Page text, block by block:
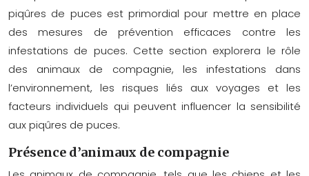
piqûres de puces est primordial pour mettre en place
des mesures de prévention efficaces contre les
infestations de puces. Cette section explorera le rôle
des animaux de compagnie, les infestations dans
l’environnement, les risques liés aux voyages et les
facteurs individuels qui peuvent influencer la sensibilité
aux piqûres de puces.
Présence d’animaux de compagnie